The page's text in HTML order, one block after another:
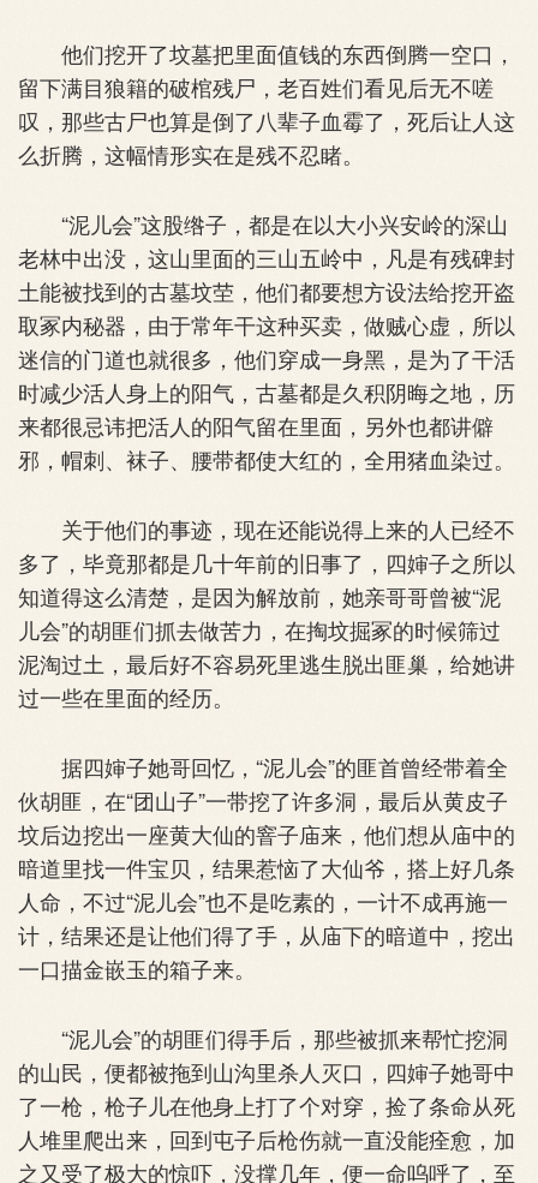
他们挖开了坟墓把里面值钱的东西倒腾一空口，
留下满目狼籍的破棺残尸，老百姓们看见后无不嗟
叹，那些古尸也算是倒了八辈子血霉了，死后让人这
么折腾，这幅情形实在是残不忍睹。
“泥儿会”这股绺子，都是在以大小兴安岭的深山
老林中出没，这山里面的三山五岭中，凡是有残碑封
土能被找到的古墓坟茔，他们都要想方设法给挖开盗
取冢内秘器，由于常年干这种买卖，做贼心虚，所以
迷信的门道也就很多，他们穿成一身黑，是为了干活
时减少活人身上的阳气，古墓都是久积阴晦之地，历
来都很忌讳把活人的阳气留在里面，另外也都讲僻
邪，帽刺、袜子、腰带都使大红的，全用猪血染过。
关于他们的事迹，现在还能说得上来的人已经不
多了，毕竟那都是几十年前的旧事了，四婶子之所以
知道得这么清楚，是因为解放前，她亲哥哥曾被“泥
儿会”的胡匪们抓去做苦力，在掏坟掘冢的时候筛过
泥淘过土，最后好不容易死里逃生脱出匪巢，给她讲
过一些在里面的经历。
据四婶子她哥回忆，“泥儿会”的匪首曾经带着全
伙胡匪，在“团山子”一带挖了许多洞，最后从黄皮子
坟后边挖出一座黄大仙的窨子庙来，他们想从庙中的
暗道里找一件宝贝，结果惹恼了大仙爷，搭上好几条
人命，不过“泥儿会”也不是吃素的，一计不成再施一
计，结果还是让他们得了手，从庙下的暗道中，挖出
一口描金嵌玉的箱子来。
“泥儿会”的胡匪们得手后，那些被抓来帮忙挖洞
的山民，便都被拖到山沟里杀人灭口，四婶子她哥中
了一枪，枪子儿在他身上打了个对穿，捡了条命从死
人堆里爬出来，回到屯子后枪伤就一直没能痊愈，加
之又受了极大的惊吓，没撑几年，便一命呜呼了，至